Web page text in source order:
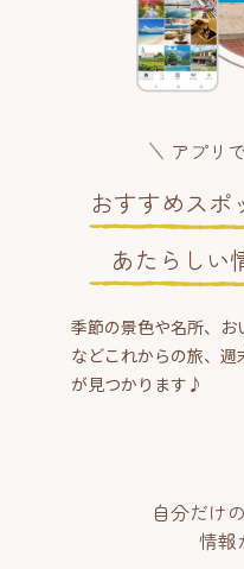
アプリ
おすすめスポ
あたらしい
季節の景色や名所、
などこれからの旅、
が見つかります♪
自分だけ
情報